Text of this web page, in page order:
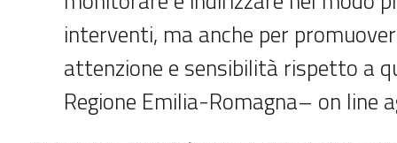
interventi, ma anche per
attenzione e sensibilità rispetto a
Regione Emilia-Romagna– on line